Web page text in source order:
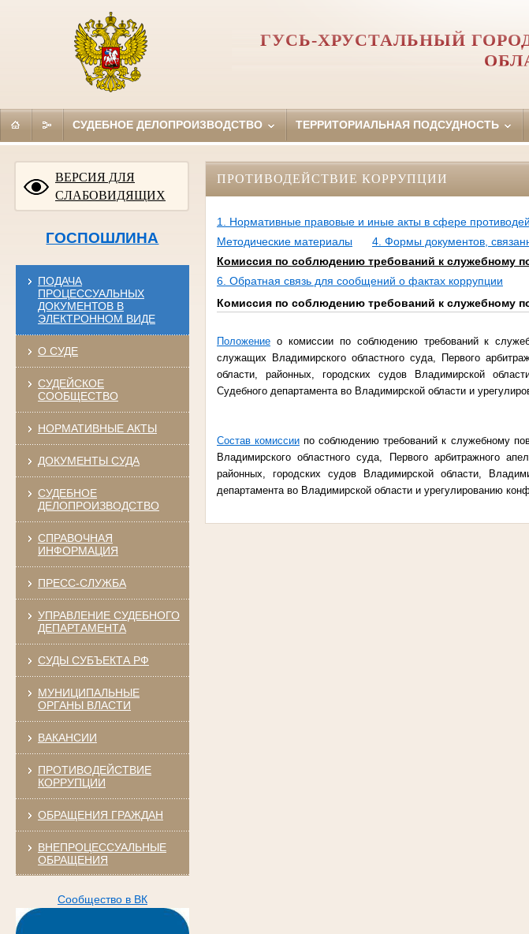
ГУСЬ-ХРУСТАЛЬНЫЙ
СУДЕБНОЕ ДЕЛОПРОИЗВОДСТВО ТЕРРИТОРИАЛЬНАЯ ПОДСУДНОСТЬ
ВЕРСИЯ ДЛЯ
СЛАБОВИДЯЩИХ
ГОСПОШЛИНА
ПОДАЧА
ПРОЦЕССУАЛЬНЫХ
ДОКУМЕНТОВ В
ЭЛЕКТРОННОМ ВИДЕ
О СУДЕ
СУДЕЙСКОЕ
СООБЩЕСТВО
НОРМАТИВНЫЕ АКТЫ
ДОКУМЕНТЫ СУДА
СУДЕБНОЕ
ДЕЛОПРОИЗВОДСТВО
СПРАВОЧНАЯ
ИНФОРМАЦИЯ
ПРЕСС-СЛУЖБА
УПРАВЛЕНИЕ СУДЕБНОГО
ДЕПАРТАМЕНТА
СУДЫ СУБЪЕКТА РФ
МУНИЦИПАЛЬНЫЕ
ОРГАНЫ ВЛАСТИ
ВАКАНСИИ
ПРОТИВОДЕЙСТВИЕ
КОРРУПЦИИ
ОБРАЩЕНИЯ ГРАЖДАН
ВНЕПРОЦЕССУАЛЬНЫЕ
ОБРАЩЕНИЯ
Сообщество в ВК
ПРОТИВОДЕЙСТВИЕ КОРРУПЦИИ
1. Нормативные правовые и иные акты в сфере
Методические материалы
4. Формы документов,
Комиссия по соблюдению требований к служебному
6. Обратная связь для сообщений о фактах коррупции
Комиссия по соблюдению требований к служебному
Положение о комиссии по соблюдению требований к
служащих Владимирского областного суда, Первого
области, районных, городских судов Владимирской
Судебного департамента во Владимирской области и
Состав комиссии по соблюдению требований к служебному
Владимирского областного суда, Первого арбитражного
районных, городских судов Владимирской области,
департамента во Владимирской области и урегулированию